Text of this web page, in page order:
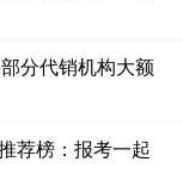
分代销机构大额
荐榜：报考一起